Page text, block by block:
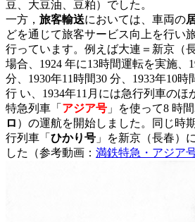
豆、大豆油、豆粕）でした。
一方， 旅客輸送においては、車両の
どを通じて旅客サービス向上を行い
行っています。例えば大連＝新京（
場合、1924 年に13時間運転を実施、
分、1930年11時間30 分、1933年10
行 い、1934年11月には急行列車のほ
特急列車「 アジア号 」を使って8 時
ロ ）の運航を開始しました。同じ時
行列車「 ひかり号 」を新京（長春）
した（参考動画： 満鉄特急・アジア